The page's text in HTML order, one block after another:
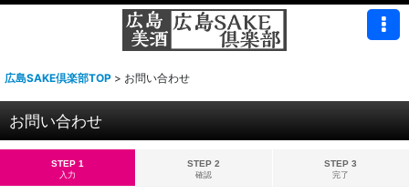
広島SAKE倶楽部TOP > お問い合わせ
お問い合わせ
STEP 1
入力
STEP 2
確認
STEP 3
完了